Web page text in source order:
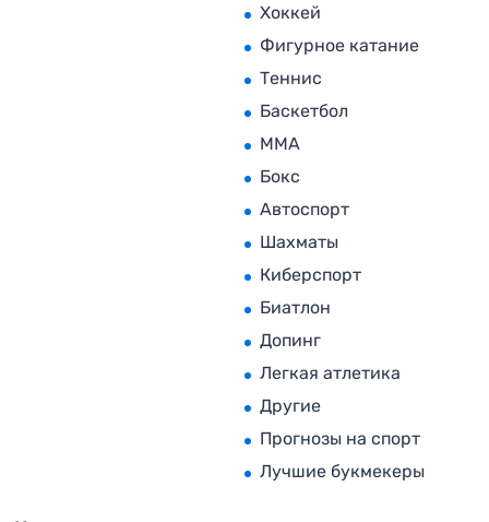
Хоккей
Фигурное катание
Теннис
Баскетбол
MMA
Бокс
Автоспорт
Шахматы
Киберспорт
Биатлон
Допинг
Легкая атлетика
Другие
Прогнозы на спорт
Лучшие букмекеры